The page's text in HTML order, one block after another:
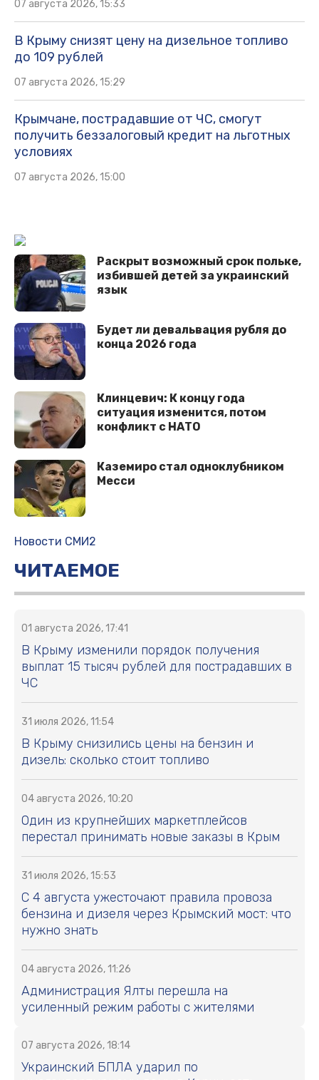
07 августа 2026, 15:33
В Крыму снизят цену на дизельное топливо
до 109 рублей
07 августа 2026, 15:29
Крымчане, пострадавшие от ЧС, смогут
получить беззалоговый кредит на льготных
условиях
07 августа 2026, 15:00
Раскрыт возможный срок польке,
избившей детей за украинский
язык
Будет ли девальвация рубля до
конца 2026 года
Клинцевич: К концу года
ситуация изменится, потом
конфликт с НАТО
Каземиро стал одноклубником
Месси
Новости СМИ2
ЧИТАЕМОЕ
01 августа 2026, 17:41
В Крыму изменили порядок получения
выплат 15 тысяч рублей для пострадавших в
ЧС
31 июля 2026, 11:54
В Крыму снизились цены на бензин и
дизель: сколько стоит топливо
04 августа 2026, 10:20
Один из крупнейших маркетплейсов
перестал принимать новые заказы в Крым
31 июля 2026, 15:53
С 4 августа ужесточают правила провоза
бензина и дизеля через Крымский мост: что
нужно знать
04 августа 2026, 11:26
Администрация Ялты перешла на
усиленный режим работы с жителями
07 августа 2026, 18:14
Украинский БПЛА ударил по